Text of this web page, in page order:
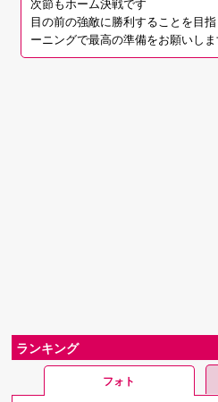
目の前の強敵に勝利することを目
ーニングで最高の準備をお願いし
ランキング
フォト